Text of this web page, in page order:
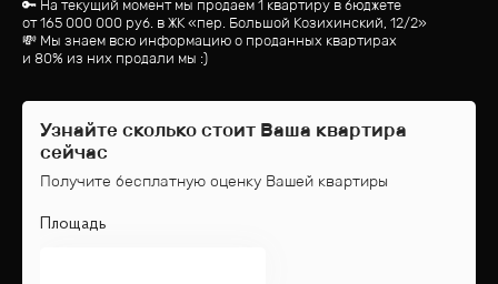
🔑 На текущий момент мы продаем 1 квартиру в бюджете
от165 000 000 руб. в ЖК «пер. Большой Козихинский, 12/2»
💸 Мы знаем всю информацию о проданных квартирах
и 80% из них продали мы :)
Узнайте сколько стоит Ваша квартира
сейчас
Получите бесплатную оценку Вашей квартиры
Площадь